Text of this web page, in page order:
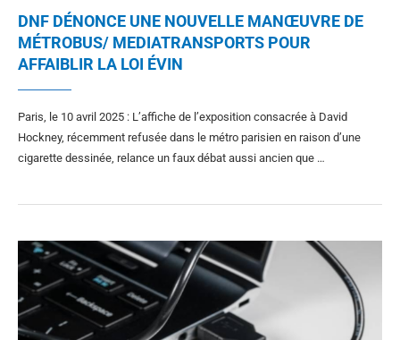
DNF DÉNONCE UNE NOUVELLE MANŒUVRE DE
MÉTROBUS/ MEDIATRANSPORTS POUR
AFFAIBLIR LA LOI ÉVIN
Paris, le 10 avril 2025 : L’affiche de l’exposition consacrée à David
Hockney, récemment refusée dans le métro parisien en raison d’une
cigarette dessinée, relance un faux débat aussi ancien que …